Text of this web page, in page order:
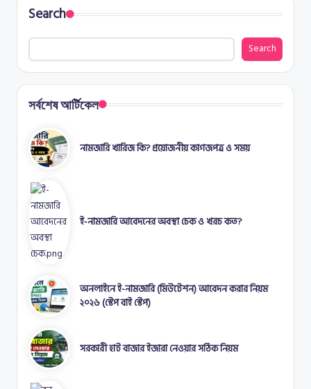
Search
Search
সর্বশেষ আর্টিকেল
নামজারি খারিজ কি? প্রয়োজনীয় কাগজপত্র ও সময়
ই-নামজারি আবেদনের অবস্থা চেক ও খরচ কত?
অনলাইনে ই-নামজারি (মিউটেশন) আবেদন করার নিয়ম
২০২৬ (স্টেপ বাই স্টেপ)
সরকারী হাট বাজার ইজারা নেওয়ার সঠিক নিয়ম